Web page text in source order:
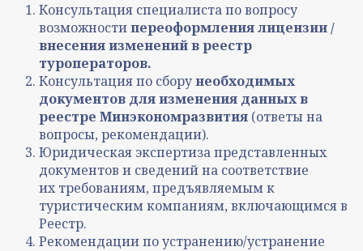
Консультация специалиста по вопросу
возможностипереоформления лицензии /
внесения изменений в реестр
туроператоров.
Консультация по сборунеобходимых
документов для изменения данных в
реестре Минэкономразвития (ответы на
вопросы, рекомендации).
Юридическая экспертиза представленных
документов и сведений на соответствие
их требованиям, предъявляемым к
туристическим компаниям, включающимся в
Реестр.
Рекомендации по устранению/устранение